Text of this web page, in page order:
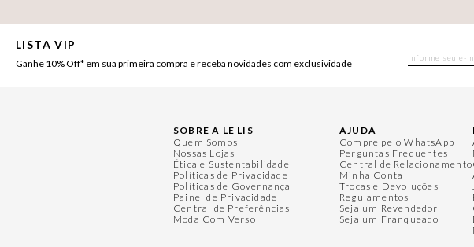
LISTA VIP
Ganhe 10% Off* em sua primeira compra e receba novidades com exclusividade
SOBRE A LE LIS
Quem Somos
Nossas Lojas
Ética e Sustentabilidade
Políticas de Privacidade
Políticas de Governança
Painel de Privacidade
Central de Preferências
Moda Com Verso
AJUDA
Compre pelo WhatsApp
Perguntas Frequentes
Central de Relacionamento
Minha Conta
Trocas e Devoluções
Regulamentos
Seja um Revendedor
Seja um Franqueado